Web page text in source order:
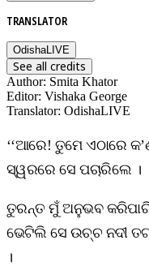
TRANSLATOR
OdishaLIVE
See all credits
Author: Smita Khator
Editor: Vishaka George
Translator: OdishaLIVE
‘‘ଆରେ! ତୁମେ ଏଠାରେ
ସ୍ୱରରେ ସେ ପଚାରିଲେ ।
ତୁରନ୍ତ ମୁଁ ଅନୁଭବ
ଭେଟିଲି ସେ ଉଚ୍ଚ ନଦୀ
।